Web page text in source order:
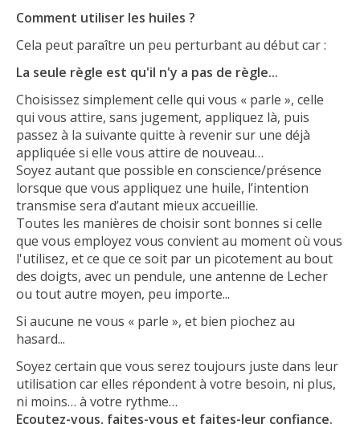
Comment utiliser les huiles ?
Cela peut paraître un peu perturbant au début car :
La seule règle est qu'il n'y a pas de règle...
Choisissez simplement celle qui vous « parle », celle
qui vous attire, sans jugement, appliquez là, puis
passez à la suivante quitte à revenir sur une déjà
appliquée si elle vous attire de nouveau…
Soyez autant que possible en conscience/présence
lorsque que vous appliquez une huile, l’intention
transmise sera d’autant mieux accueillie.
Toutes les manières de choisir sont bonnes si celle
que vous employez vous convient au moment où vous
l'utilisez, et ce que ce soit par un picotement au bout
des doigts, avec un pendule, une antenne de Lecher
ou tout autre moyen, peu importe...
Si aucune ne vous « parle », et bien piochez au
hasard...
Soyez certain que vous serez toujours juste dans leur
utilisation car elles répondent à votre besoin, ni plus,
ni moins… à votre rythme…
Ecoutez-vous, faites-vous et faites-leur confiance.